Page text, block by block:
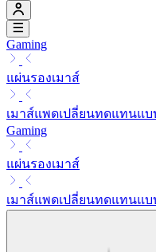
Gaming
แผ่นรองเมาส์
เมาส์แพดเปลี่ยนทดแทนแบ
Gaming
แผ่นรองเมาส์
เมาส์แพดเปลี่ยนทดแทนแบ